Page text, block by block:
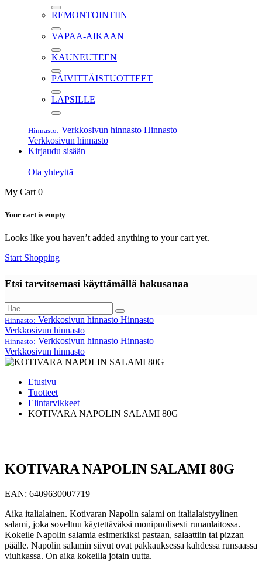
REMONTOINTIIN
VAPAA-AIKAAN
KAUNEUTEEN
PÄIVITTÄISTUOTTEET
LAPSILLE
Hinnasto: Verkkosivun hinnasto Hinnasto
Verkkosivun hinnasto
Kirjaudu sisään
Ota yhteyttä
My Cart 0
Your cart is empty
Looks like you haven’t added anything to your cart yet.
Start Shopping
Etsi tarvitsemasi käyttämällä hakusanaa
Hinnasto: Verkkosivun hinnasto Hinnasto
Verkkosivun hinnasto
Hinnasto: Verkkosivun hinnasto Hinnasto
Verkkosivun hinnasto
Etusivu
Tuotteet
Elintarvikkeet
KOTIVARA NAPOLIN SALAMI 80G
KOTIVARA NAPOLIN SALAMI 80G
EAN: 6409630007719
Aika italialainen. Kotivaran Napolin salami on italialaistyylinen
salami, joka soveltuu käytettäväksi monipuolisesti ruuanlaitossa.
Kokeile Napolin salamia esimerkiksi pastaan, salaattiin tai pizzan
päälle. Napolin salamin siivut ovat pakkauksessa kahdessa runsaassa
viuhkassa. On aika kokeilla jotain uutta.